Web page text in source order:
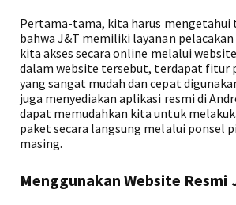
Pertama-tama, kita harus mengetahui
bahwa J&T memiliki layanan
kita akses secara online melalui
dalam website tersebut, terdapat fitur
yang sangat mudah dan cepat
juga menyediakan aplikasi resmi di
dapat memudahkan kita untuk
paket secara langsung melalui ponsel
masing.
Menggunakan Website Resmi